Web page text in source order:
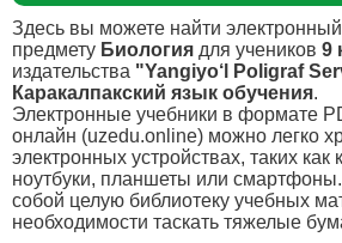
Здесь вы можете найти
предмету Биология для учеников 9
издательства "Yangiyo‘l Poligraf
Каракалпакский язык обучения.
Электронные учебники в формате
онлайн (uzedu.online) можно легко
электронных устройствах, таких
ноутбуки, планшеты или
собой целую библиотеку учебных
необходимости таскать тяжелые